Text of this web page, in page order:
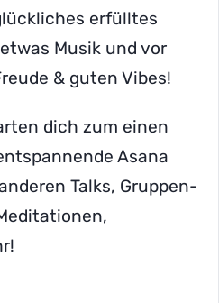
erfülltes
Musik und vor
& guten Vibes!
dich zum einen
Asana
Talks, Gruppen-